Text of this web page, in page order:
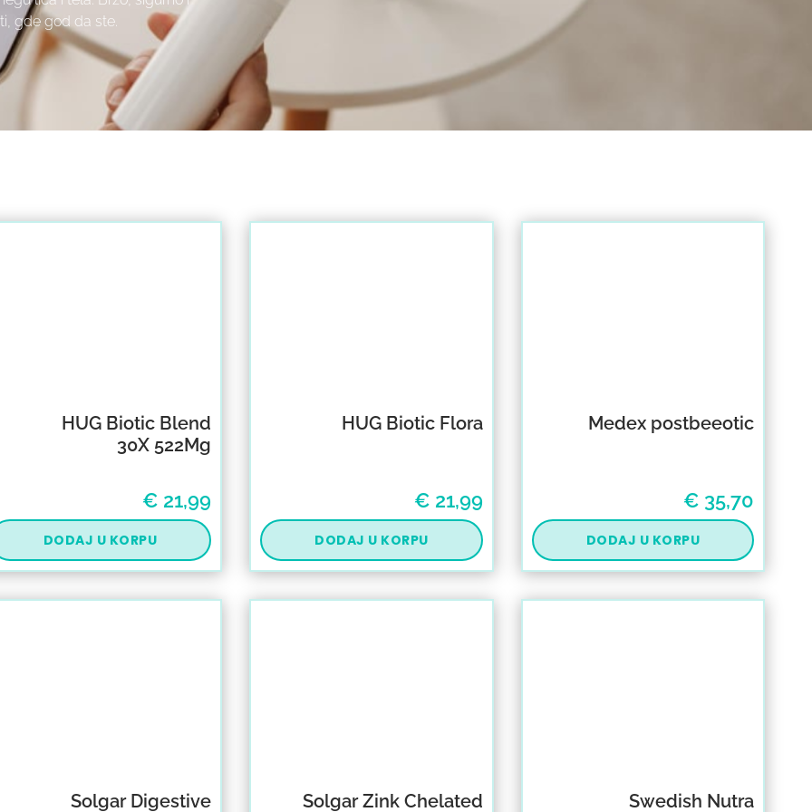
gde god da ste.
HUG Biotic Blend
30X 522Mg
€ 21,99
DODAJ U KORPU
HUG Biotic Flora
€ 21,99
DODAJ U KORPU
Medex postbeeotic
€ 35,70
DODAJ U KORPU
Solgar Digestive
Solgar Zink Chelated
Swedish Nutra